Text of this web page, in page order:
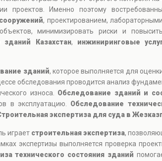
проектов. Именно поэтому
, проектированием,
минимизировать риски и
Казахстан, инжиниринговые
зданий, которое выполняется для
обследования проводится анализ
износа. Обследование зданий и
в эксплуатацию. Обследование
экспертиза для суда в
играет строительная экспертиза,
экспертизы выполняется проверка
технического состояния зданий